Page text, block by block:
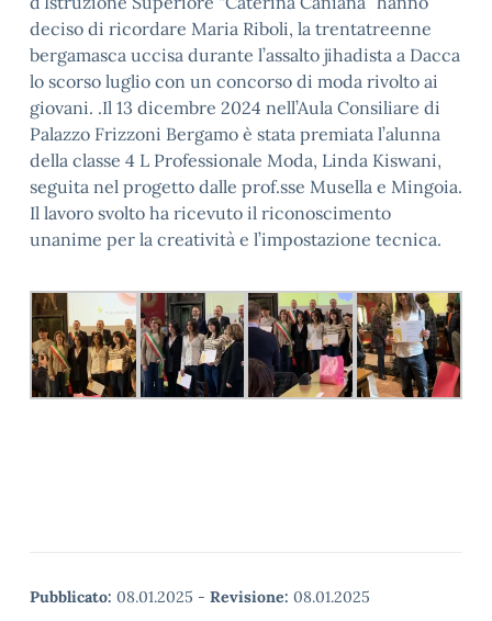
deciso di ricordare Maria Riboli, la trentatreenne
bergamasca uccisa durante l’assalto jihadista a Dacca
lo scorso luglio con un concorso di moda rivolto ai
giovani. .Il 13 dicembre 2024 nell’Aula Consiliare di
Palazzo Frizzoni Bergamo è stata premiata l’alunna
della classe 4 L Professionale Moda, Linda Kiswani,
seguita nel progetto dalle prof.sse Musella e Mingoia.
Il lavoro svolto ha ricevuto il riconoscimento
unanime per la creatività e l’impostazione tecnica.
Pubblicato: 08.01.2025 - Revisione: 08.01.2025